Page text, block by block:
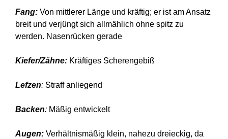
Fang: Von mittlerer Länge und kräftig; er ist am Ansatz
breit und verjüngt sich allmählich ohne spitz zu
werden. Nasenrücken gerade
Kiefer/Zähne: Kräftiges Scherengebiß
Lefzen: Straff anliegend
Backen: Mäßig entwickelt
Augen: Verhältnismäßig klein, nahezu dreieckig, da